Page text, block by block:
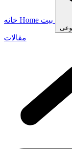
Home
مقالات